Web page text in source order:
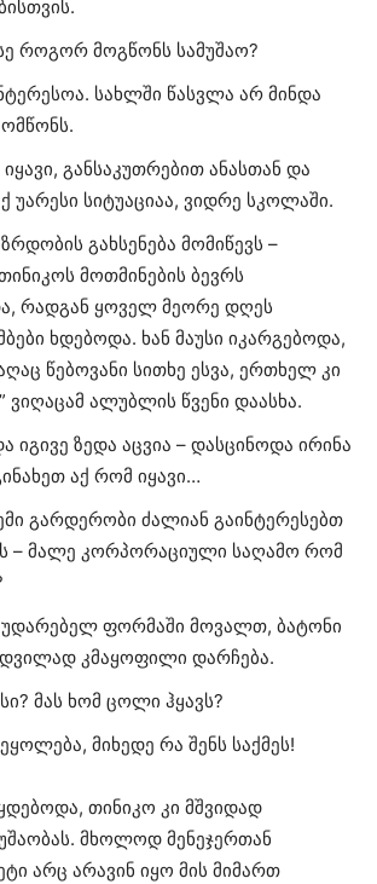
როგორ მოგწონს სამუშაო?
სახლში წასვლა არ მინდა
განსაკუთრებით ანასთან და
უარესი სიტუაციაა, ვიდრე სკოლაში.
გახსენება მომიწევს –
მოთმინების ბევრს
რადგან ყოველ მეორე დღეს
ხდებოდა. ხან მაუსი იკარგებოდა,
წებოვანი სითხე ესვა, ერთხელ კი
ვიღაცამ ალუბლის წვენი დაასხა.
იგივე ზედა აცვია – დასცინოდა ირინა
აქ რომ იყავი…
გარდერობი ძალიან გაინტერესებთ
– მალე კორპორაციული საღამო რომ
ფორმაში მოვალთ, ბატონი
კმაყოფილი დარჩება.
მას ხომ ცოლი ჰყავს?
მიხედე რა შენს საქმეს!
თინიკო კი მშვიდად
მხოლოდ მენეჯერთან
არც არავინ იყო მის მიმართ